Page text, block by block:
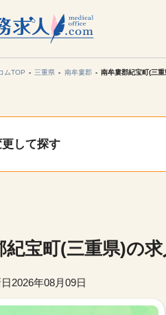
ムTOP 三重県 南牟婁郡 南牟婁郡紀宝町(三
して探す
紀宝町(三重県)の
2026年08月09日